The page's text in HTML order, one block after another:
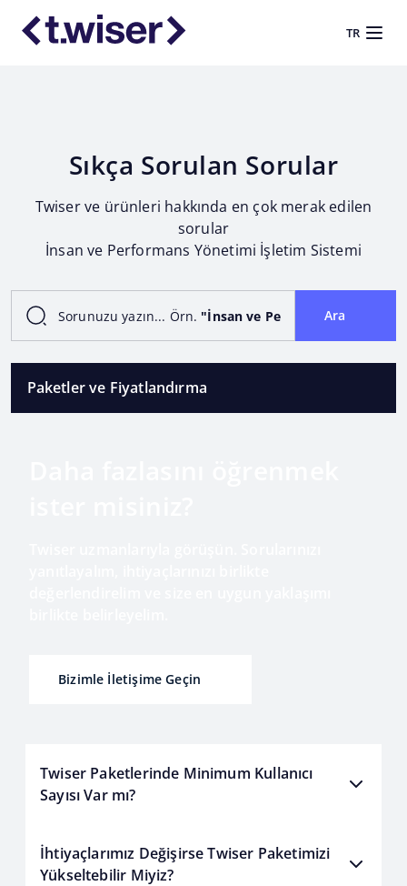
TR
Sıkça Sorulan Sorular
Twiser ve ürünleri hakkında en çok merak edilen
sorular
İnsan ve Performans Yönetimi İşletim Sistemi
Sorunuzu yazın... Örn. "İnsan ve Performans
Ara
Paketler ve Fiyatlandırma
Bizimle İletişime Geçin
Twiser Paketlerinde Minimum Kullanıcı
Sayısı Var mı?
İhtiyaçlarımız Değişirse Twiser Paketimizi
Yükseltebilir Miyiz?